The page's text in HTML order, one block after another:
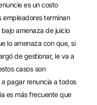
es un costo
empleadores terminan
amenaza de juicio
lo amenaza con que, si
de gestionar, le va a
casos son
pagar renuncia a todos
es más frecuente que